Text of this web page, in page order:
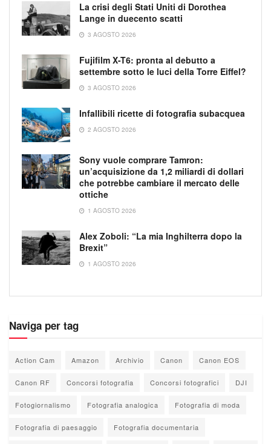
La crisi degli Stati Uniti di Dorothea
Lange in duecento scatti
3 AGOSTO 2026
Fujifilm X-T6: pronta al debutto a
settembre sotto le luci della Torre Eiffel?
3 AGOSTO 2026
Infallibili ricette di fotografia subacquea
2 AGOSTO 2026
Sony vuole comprare Tamron:
un’acquisizione da 1,2 miliardi di dollari
che potrebbe cambiare il mercato delle
ottiche
1 AGOSTO 2026
Alex Zoboli: “La mia Inghilterra dopo la
Brexit”
1 AGOSTO 2026
Naviga per tag
Action Cam Amazon Archivio Canon Canon EOS
Canon RF Concorsi fotografia Concorsi fotografici DJI
Fotogiornalismo Fotografia analogica Fotografia di moda
Fotografia di paesaggio Fotografia documentaria